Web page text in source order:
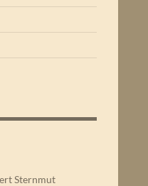
Sternmut